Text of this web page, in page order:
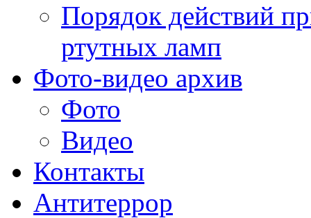
Порядок действий
ртутных ламп
Фото-видео архив
Фото
Видео
Контакты
Антитеррор